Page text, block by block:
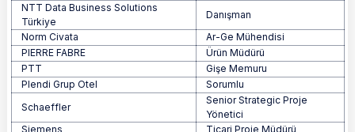
NTT Data Business Solutions
Türkiye
Danışman
Norm Civata
Ar-Ge Mühendisi
PIERRE FABRE
Ürün Müdürü
PTT
Gişe Memuru
Plendi Grup Otel
Sorumlu
Schaeffler
Senior Strategic Proje
Yönetici
Siemens
Ticari Proje Müdürü